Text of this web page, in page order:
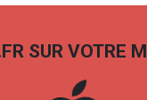
SUR VOTRE